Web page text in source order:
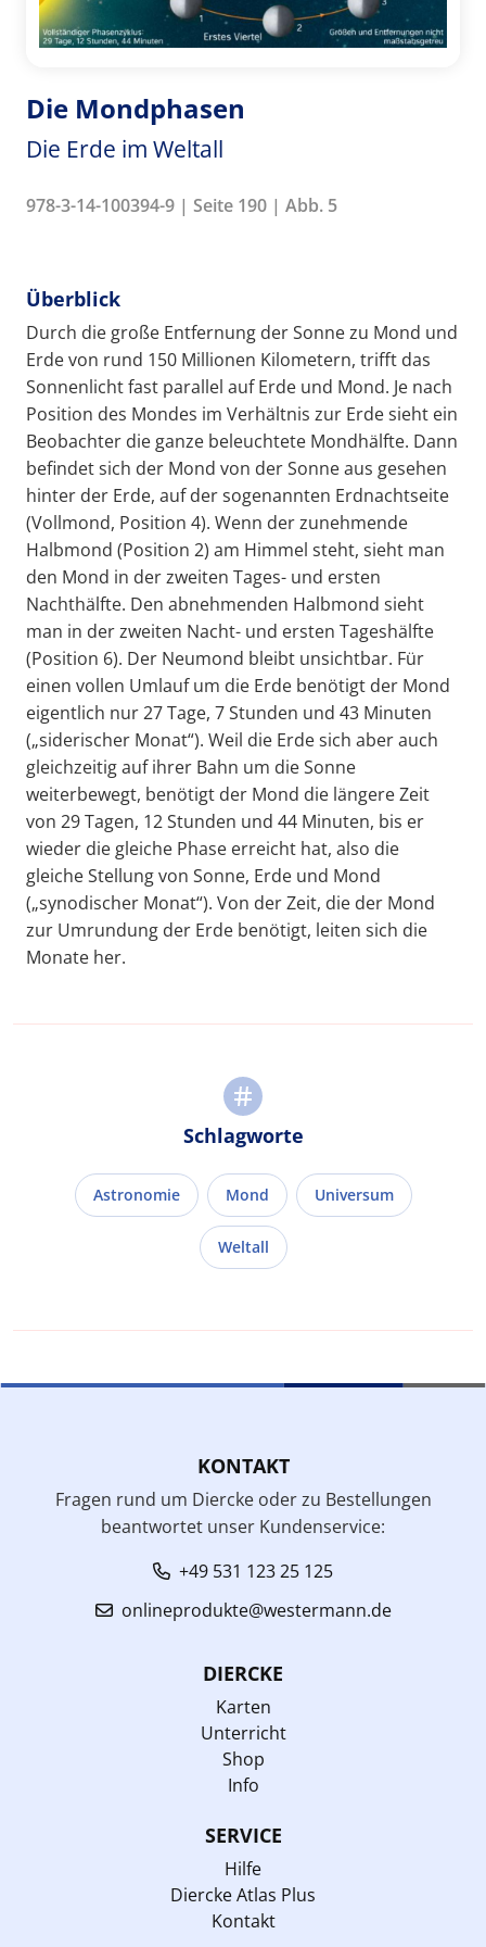
Die Mondphasen
Die Erde im Weltall
978-3-14-100394-9 | Seite 190 | Abb. 5
Überblick
Durch die große Entfernung der Sonne zu Mond und
Erde von rund 150 Millionen Kilometern, trifft das
Sonnenlicht fast parallel auf Erde und Mond. Je nach
Position des Mondes im Verhältnis zur Erde sieht ein
Beobachter die ganze beleuchtete Mondhälfte. Dann
befindet sich der Mond von der Sonne aus gesehen
hinter der Erde, auf der sogenannten Erdnachtseite
(Vollmond, Position 4). Wenn der zunehmende
Halbmond (Position 2) am Himmel steht, sieht man
den Mond in der zweiten Tages- und ersten
Nachthälfte. Den abnehmenden Halbmond sieht
man in der zweiten Nacht- und ersten Tageshälfte
(Position 6). Der Neumond bleibt unsichtbar. Für
einen vollen Umlauf um die Erde benötigt der Mond
eigentlich nur 27 Tage, 7 Stunden und 43 Minuten
(„siderischer Monat“). Weil die Erde sich aber auch
gleichzeitig auf ihrer Bahn um die Sonne
weiterbewegt, benötigt der Mond die längere Zeit
von 29 Tagen, 12 Stunden und 44 Minuten, bis er
wieder die gleiche Phase erreicht hat, also die
gleiche Stellung von Sonne, Erde und Mond
(„synodischer Monat“). Von der Zeit, die der Mond
zur Umrundung der Erde benötigt, leiten sich die
Monate her.
Schlagworte
Astronomie Mond Universum
Weltall
KONTAKT
Fragen rund um Diercke oder zu Bestellungen
beantwortet unser Kundenservice:
+49 531 123 25 125
onlineprodukte@westermann.de
DIERCKE
Karten
Unterricht
Shop
Info
SERVICE
Hilfe
Diercke Atlas Plus
Kontakt